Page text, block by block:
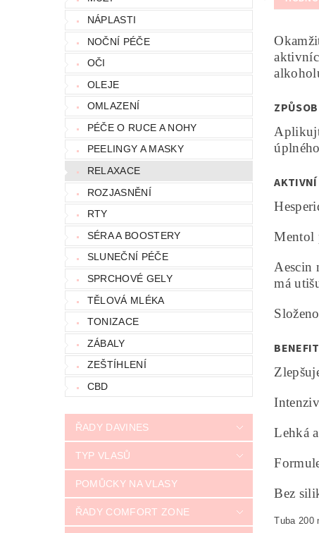
NÁPLASTI
NOČNÍ PÉČE
OČI
OLEJE
OMLAZENÍ
PÉČE O RUCE A NOHY
PEELINGY A MASKY
RELAXACE
ROZJASNĚNÍ
RTY
SÉRA A BOOSTERY
SLUNEČNÍ PÉČE
SPRCHOVÉ GELY
TĚLOVÁ MLÉKA
TONIZACE
ZÁBALY
ZEŠTÍHLENÍ
CBD
ŘADY DAVINES
TYP VLASŮ
POMŮCKY NA VLASY
ŘADY COMFORT ZONE
AKTIVNÍ
Mentol
Aescin
má
Lehká
Bez
Tuba 200